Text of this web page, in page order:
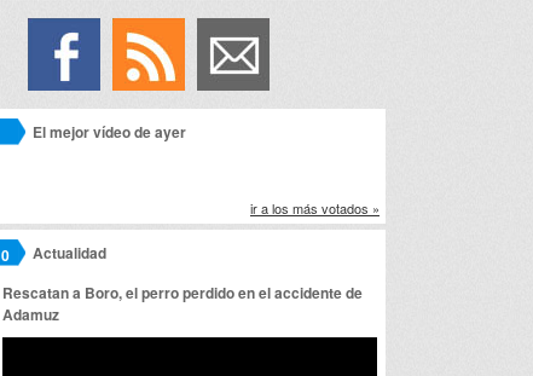
El mejor vídeo de ayer
ir a los más votados »
Actualidad
0
Rescatan a Boro, el perro perdido en el accidente de
Adamuz